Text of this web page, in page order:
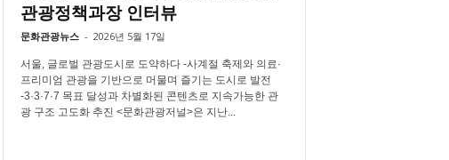
관광정책과장 인터뷰
문화관광뉴스 - 2026년 5월 17일
서울, 글로벌 관광도시로 도약하다 -사계절 축제와 의료·
프리미엄 관광을 기반으로 머물며 즐기는 도시로 발전
-3·3·7·7 목표 달성과 차별화된 콘텐츠로 지속가능한 관
광 구조 고도화 추진 <문화관광저널>은 지난...